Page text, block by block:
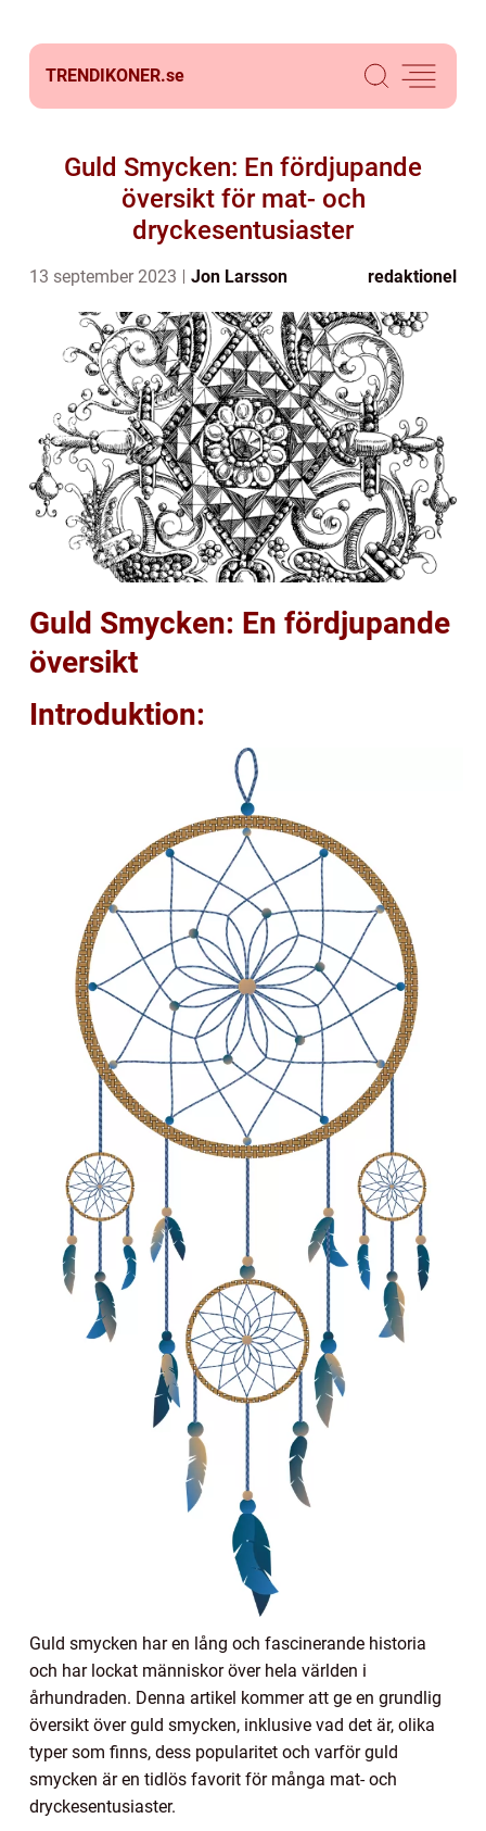
TRENDIKONER.se
Guld Smycken: En fördjupande
översikt för mat- och
dryckesentusiaster
13 september 2023 Jon Larsson redaktionel
Guld Smycken: En fördjupande
översikt
Introduktion:
Guld smycken har en lång och fascinerande historia
och har lockat människor över hela världen i
århundraden. Denna artikel kommer att ge en grundlig
översikt över guld smycken, inklusive vad det är, olika
typer som finns, dess popularitet och varför guld
smycken är en tidlös favorit för många mat- och
dryckesentusiaster.